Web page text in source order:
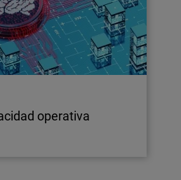
operativa